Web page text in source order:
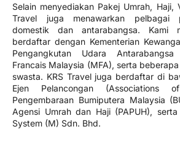
Selain menyediakan Pakej Umrah, Haji,
Travel juga menawarkan pelbagai
domestik dan antarabangsa. Kami
berdaftar dengan Kementerian
Pengangkutan Udara
Francais Malaysia (MFA), serta
swasta. KRS Travel juga berdaftar di
Ejen Pelancongan (Associations
Pengembaraan Bumiputera Malaysia
Agensi Umrah dan Haji (PAPUH),
System (M) Sdn. Bhd.